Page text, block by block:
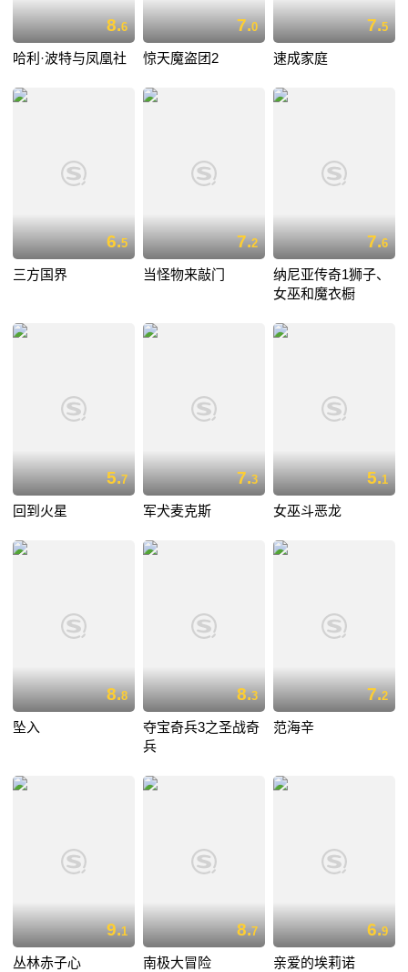
8.6
哈利·波特与凤凰社
7.0
惊天魔盗团2
7.5
速成家庭
6.5
三方国界
7.2
当怪物来敲门
7.6
纳尼亚传奇1狮子、
女巫和魔衣橱
5.7
回到火星
7.3
军犬麦克斯
5.1
女巫斗恶龙
8.8
坠入
8.3
夺宝奇兵3之圣战奇
兵
7.2
范海辛
9.1
丛林赤子心
8.7
南极大冒险
6.9
亲爱的埃莉诺